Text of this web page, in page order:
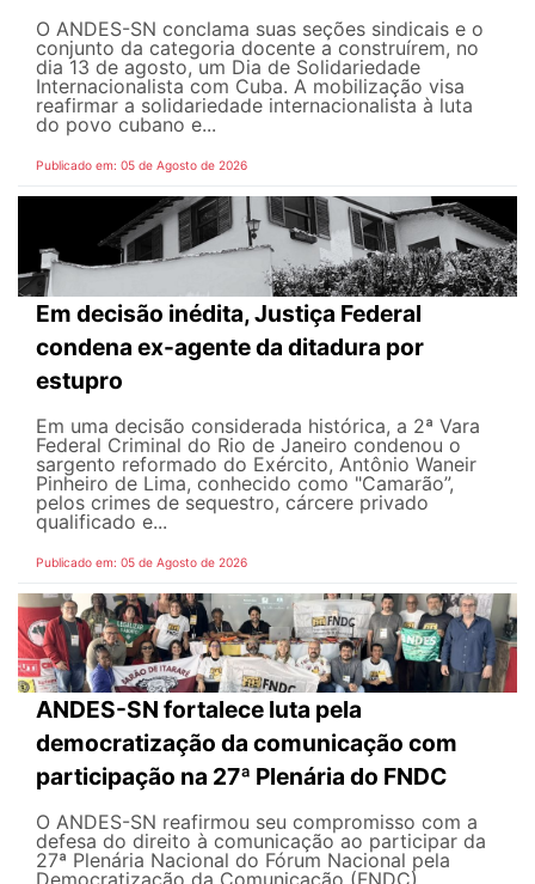
O ANDES-SN conclama suas seções sindicais e o
conjunto da categoria docente a construírem, no
dia 13 de agosto, um Dia de Solidariedade
Internacionalista com Cuba. A mobilização visa
reafirmar a solidariedade internacionalista à luta
do povo cubano e...
Publicado em: 05 de Agosto de 2026
Em decisão inédita, Justiça Federal
condena ex-agente da ditadura por
estupro
Em uma decisão considerada histórica, a 2ª Vara
Federal Criminal do Rio de Janeiro condenou o
sargento reformado do Exército, Antônio Waneir
Pinheiro de Lima, conhecido como "Camarão”,
pelos crimes de sequestro, cárcere privado
qualificado e...
Publicado em: 05 de Agosto de 2026
ANDES-SN fortalece luta pela
democratização da comunicação com
participação na 27ª Plenária do FNDC
O ANDES-SN reafirmou seu compromisso com a
defesa do direito à comunicação ao participar da
27ª Plenária Nacional do Fórum Nacional pela